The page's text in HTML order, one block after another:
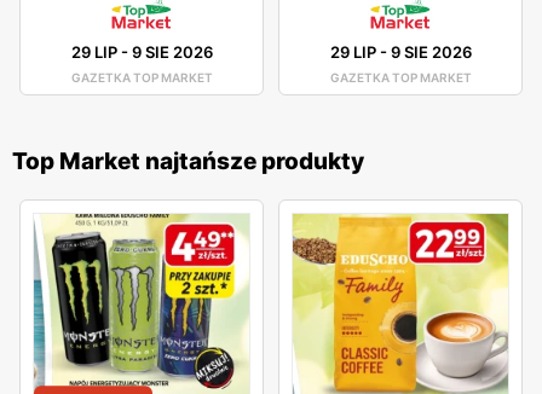
29 LIP-9 SIE 2026
GAZETKA TOP MARKET
29 LIP-9 SIE 2026
GAZETKA TOP MARKET
Top Market najtańsze produkty